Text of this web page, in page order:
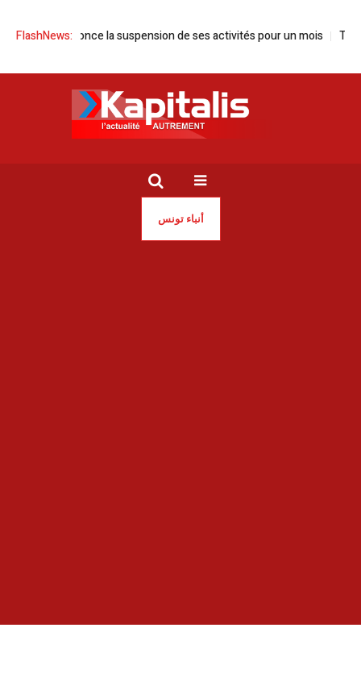
FlashNews:
annonce la suspension de ses activités pour un mois Tunisie |
أنباء تونس